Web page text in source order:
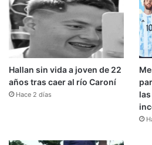
Hallan sin vida a joven de 22
años tras caer al río Caroní
Hace 2 días